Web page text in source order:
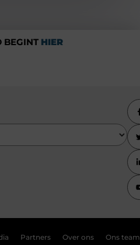
BEGINT HIER
Partners Over ons Ons team